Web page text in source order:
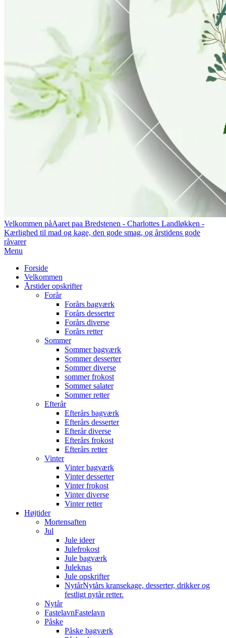
Velkommen påAaret paa Bredstenen - Charlottes Landløkken -
Kærlighed til mad og kage, den gode smag, og årstidens gode
råvarer
Primary
Menu
Menu
Forside
Velkommen
Årstider opskrifter
Forår
Forårs bagværk
Forårs desserter
Forårs diverse
Forårs retter
Sommer
Sommer bagværk
Sommer desserter
Sommer diverse
sommer frokost
Sommer salater
Sommer retter
Efterår
Efterårs bagværk
Efterårs desserter
Efterår diverse
Efterårs frokost
Efterårs retter
Vinter
Vinter bagværk
Vinter desserter
Vinter frokost
Vinter diverse
Vinter retter
Højtider
Mortensaften
Jul
Jule ideer
Julefrokost
Jule bagværk
Juleknas
Jule opskrifter
NytårNytårs kransekage, desserter, drikker og
festligt nytår retter.
Nytår
FastelavnFastelavn
Påske
Påske bagværk